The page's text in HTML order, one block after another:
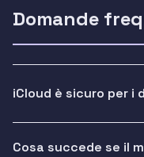
Domande
iCloud è sicuro per i
Cosa succede se il